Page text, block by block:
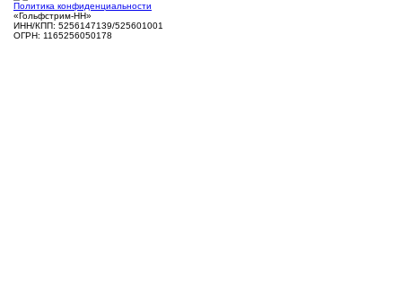
Политика конфиденциальности
«Гольфстрим-НН»
ИНН/КПП: 5256147139/525601001
ОГРН: 1165256050178